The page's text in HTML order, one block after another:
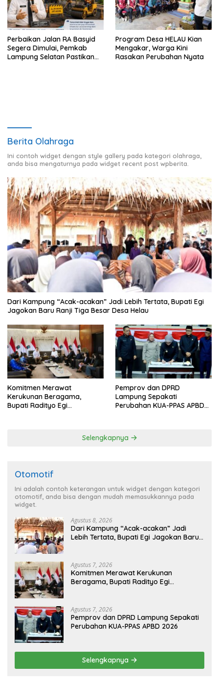
Perbaikan Jalan RA Basyid
Segera Dimulai, Pemkab
Lampung Selatan Pastikan
Program Desa HELAU Kian
Mengakar, Warga Kini
Rasakan Perubahan Nyata
Berita Olahraga
Ini contoh widget dengan style gallery pada kategori olahraga,
anda bisa mengaturnya pada widget recent post wpberita.
Dari Kampung “Acak-acakan” Jadi Lebih Tertata, Bupati Egi
Jagokan Baru Ranji Tiga Besar Desa Helau
Komitmen Merawat
Kerukunan Beragama,
Bupati Radityo Egi
Pemprov dan DPRD
Lampung Sepakati
Perubahan KUA-PPAS APBD
Selengkapnya
Otomotif
Ini adalah contoh keterangan untuk widget dengan kategori
otomotif, anda bisa dengan mudah memasukkannya pada
widget.
Agustus 8, 2026
Dari Kampung “Acak-acakan” Jadi
Lebih Tertata, Bupati Egi Jagokan Baru
Agustus 7, 2026
Komitmen Merawat Kerukunan
Beragama, Bupati Radityo Egi
Agustus 7, 2026
Pemprov dan DPRD Lampung Sepakati
Perubahan KUA-PPAS APBD 2026
Selengkapnya